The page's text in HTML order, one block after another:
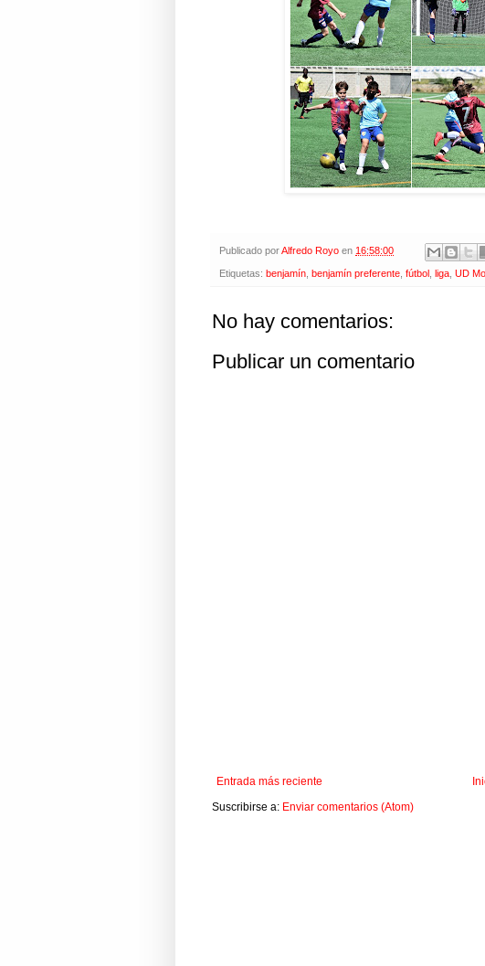
Publicado porAlfredo Royo en 16:58:00
Etiquetas: benjamín benjamín preferente fútbol liga UD
No hay comentarios:
Publicar un comentario
Entrada más reciente
Suscribirse a: Enviar comentarios (Atom)